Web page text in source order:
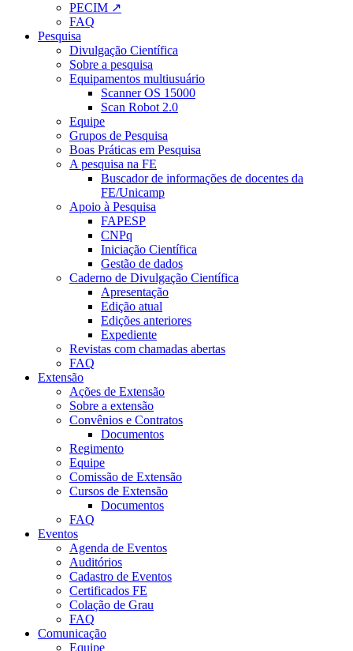
PECIM ↗
FAQ
Pesquisa
Divulgação Científica
Sobre a pesquisa
Equipamentos multiusuário
Scanner OS 15000
Scan Robot 2.0
Equipe
Grupos de Pesquisa
Boas Práticas em Pesquisa
A pesquisa na FE
Buscador de informações de docentes da
FE/Unicamp
Apoio à Pesquisa
FAPESP
CNPq
Iniciação Científica
Gestão de dados
Caderno de Divulgação Científica
Apresentação
Edição atual
Edições anteriores
Expediente
Revistas com chamadas abertas
FAQ
Extensão
Ações de Extensão
Sobre a extensão
Convênios e Contratos
Documentos
Regimento
Equipe
Comissão de Extensão
Cursos de Extensão
Documentos
FAQ
Eventos
Agenda de Eventos
Auditórios
Cadastro de Eventos
Certificados FE
Colação de Grau
FAQ
Comunicação
Equipe